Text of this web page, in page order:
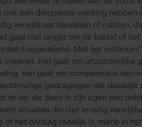
een dempende werking hebben
verwijtbaar handelen of nalaten,
gaat niet langer om de toetst of
toegerekend. Met het
creëren. Het gaat om uitzonderlijke
Het gaat om compensatie van
gedragingen die
te ver als deze in zijn ogen een
situaties die niet ernstig
het ontslag redelijk is, mede in